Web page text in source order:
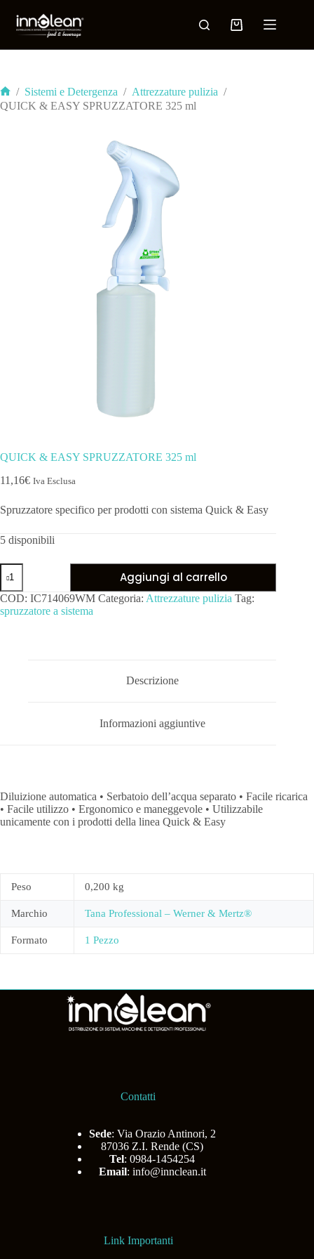
/ Sistemi e Detergenza / Attrezzature pulizia /
QUICK & EASY SPRUZZATORE 325 ml
QUICK & EASY SPRUZZATORE 325 ml
11,16€ Iva Esclusa
Spruzzatore specifico per prodotti con sistema Quick & Easy
5 disponibili
Aggiungi al carrello
COD: IC714069WM Categoria: Attrezzature pulizia Tag:
spruzzatore a sistema
Descrizione
Informazioni aggiuntive
Diluizione automatica • Serbatoio dell’acqua separato • Facile ricarica
• Facile utilizzo • Ergonomico e maneggevole • Utilizzabile
unicamente con i prodotti della linea Quick & Easy
Peso 0,200 kg
Marchio Tana Professional – Werner & Mertz®
Formato 1 Pezzo
Contatti
Sede: Via Orazio Antinori, 2
87036 Z.I. Rende (CS)
Tel: 0984-1454254
Email: info@innclean.it
Link Importanti